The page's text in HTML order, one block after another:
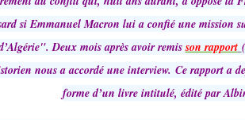
si Emmanuel Macron lui a confié une mission
Deux mois après avoir remisson rapport
nous a accordé une interview. Ce rapport a
forme d’un livre intitulé, édité par